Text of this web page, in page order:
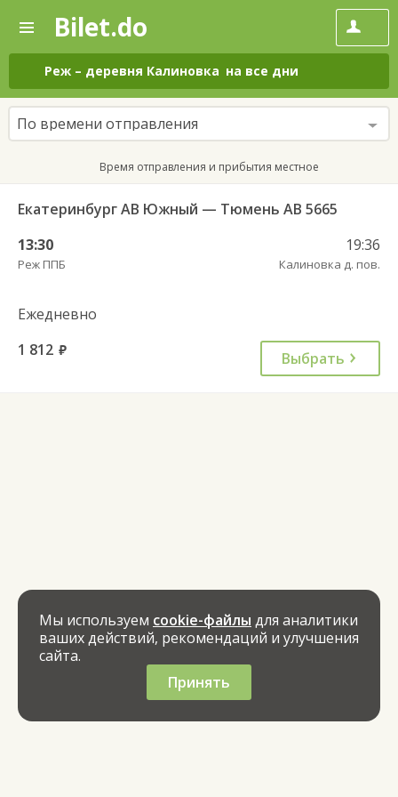
—
Поиск
и
покупка
билетов
на
автобус
онлайн
Bilet.do
Реж – деревня Калиновка на все дни
По времени отправления
Время отправления и прибытия местное
Екатеринбург АВ Южный — Тюмень АВ 5665
13:30
Реж ППБ
19:36
Калиновка д. пов.
Ежедневно
1 812 руб. Выбрать
Мы используем cookie-файлы для аналитики
ваших действий, рекомендаций и улучшения
сайта.
Принять